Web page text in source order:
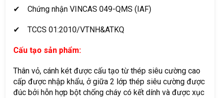
✔ Chứng nhận VINCAS 049-QMS (IAF)
✔ TCCS 01:2010/VTNH&ATKQ
Cấu tạo sản phẩm:
Thân vỏ, cánh két được cấu tạo từ thép siêu cường cao
cấp được nhập khẩu, ở giữa 2 lớp thép siêu cường được
đúc bởi hỗn hợp bột chống cháy có kết dính và được xục